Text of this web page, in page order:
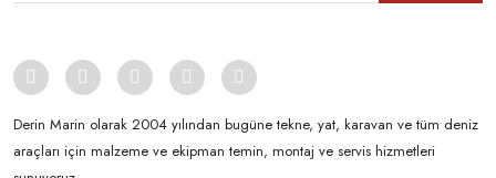
Derin Marin olarak 2004 yılından bugüne tekne, yat, karavan ve tüm deniz
araçları için malzeme ve ekipman temin, montaj ve servis hizmetleri